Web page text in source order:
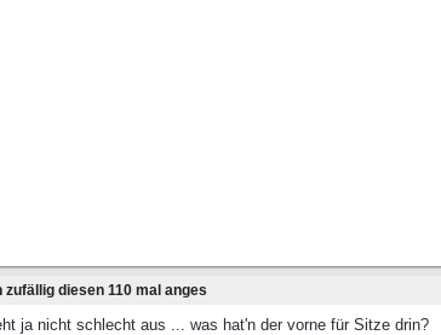
zufällig diesen 110 mal anges
ja nicht schlecht aus ... was hat'n der vorne für Sitze drin?